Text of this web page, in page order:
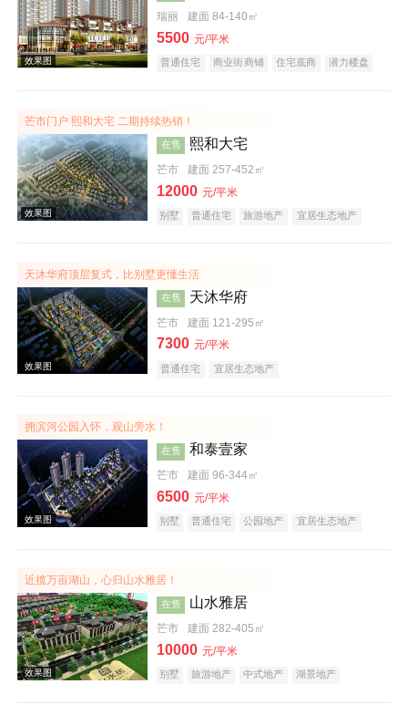
效果图
效果图
瑞丽 建面 84-140㎡
5500 元/平米
普通住宅 商业街商铺 住宅底商
潜力楼盘
芒市门户 熙和大宅 二期持续热销！
效果图
在售 熙和大宅
芒市 建面 257-452㎡
12000 元/平米
别墅 普通住宅 旅游地产 宜居生态地产
天沐华府顶层复式，比别墅更懂生活
在售 天沐华府
芒市 建面 121-295㎡
7300 元/平米
普通住宅 宜居生态地产
拥滨河公园入怀，观山旁水！
在售 和泰壹家
芒市 建面 96-344㎡
6500 元/平米
别墅 普通住宅 公园地产 宜居生态地产
近揽万亩湖山，心归山水雅居！
在售 山水雅居
芒市 建面 282-405㎡
10000 元/平米
别墅 旅游地产 中式地产 湖景地产